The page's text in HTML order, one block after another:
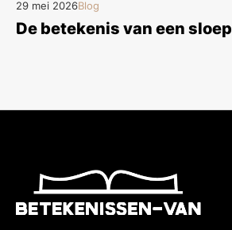
29 mei 2026Blog
De betekenis van een sloep